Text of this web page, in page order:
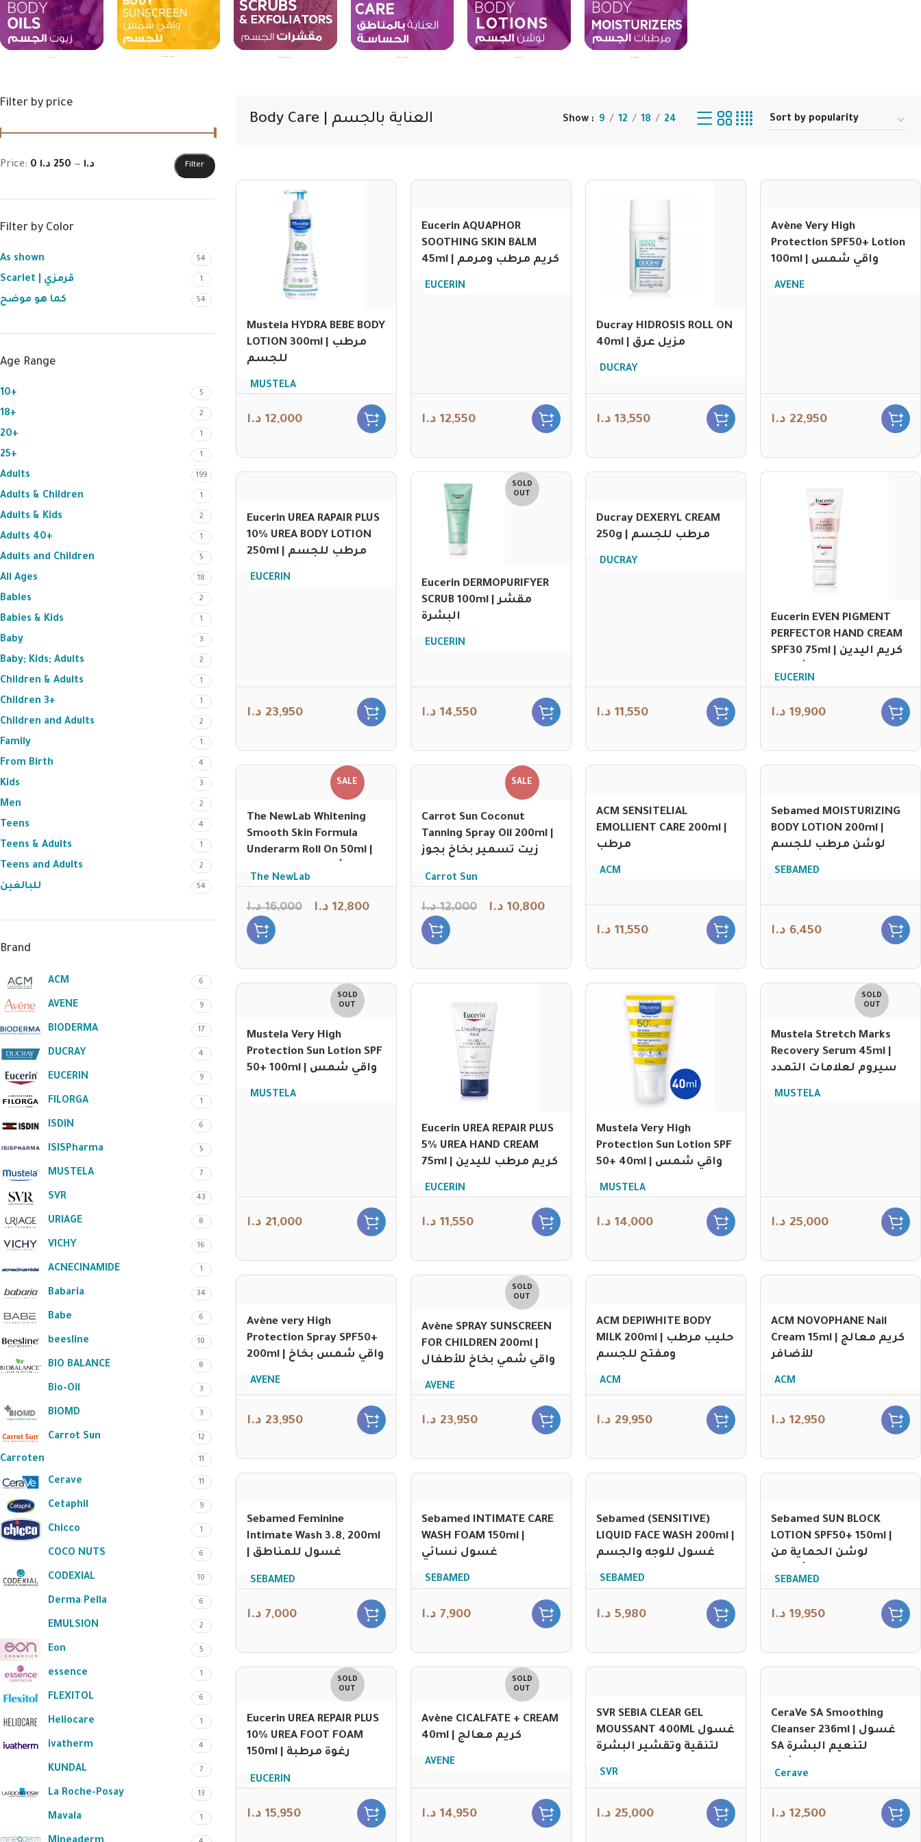
Filter by price
Filter
Price: 0 د.ا — 250 د.ا
Filter by Color
As shown 54
Scarlet | قرمزي 1
كما هو موضح 54
Age Range
10+ 5
18+ 2
20+ 1
25+ 1
Adults 199
Adults & Children 1
Adults & Kids 2
Adults 40+ 1
Adults and Children 5
All Ages 18
Babies 2
Babies & Kids 1
Baby 3
Baby; Kids; Adults 2
Children & Adults 1
Children 3+ 1
Children and Adults 2
Family 1
From Birth 4
Kids 3
Men 2
Teens 4
Teens & Adults 1
Teens and Adults 2
للبالغين 54
Brand
ACM 6
AVENE 9
BIODERMA 17
DUCRAY 4
EUCERIN 9
FILORGA 1
ISDIN 6
ISISPharma 5
MUSTELA 7
SVR 43
URIAGE 8
VICHY 16
ACNECINAMIDE 1
Babaria 34
Babe 6
beesline 10
BIO BALANCE 8
Bio-Oil 3
BIOMD 3
Carrot Sun 12
Carroten 11
Cerave 11
Cetaphil 9
Chicco 1
COCO NUTS 6
CODEXIAL 10
Derma Pella 6
EMULSION 2
Eon 5
essence 1
FLEXITOL 6
Heliocare 1
ivatherm 4
KUNDAL 7
La Roche-Posay 13
Mavala 1
Body Care | العناية بالجسم Show 9 12 18 24
Mustela HYDRA BEBE BODY
LOTION 300ml | مرطب
للجسم
MUSTELA
12,000 د.ا
Eucerin AQUAPHOR
SOOTHING SKIN BALM
45ml | كريم مرطب ومرمم
EUCERIN
12,550 د.ا
Ducray HIDROSIS ROLL ON
40ml | مزيل عرق
DUCRAY
13,550 د.ا
Avène Very High
Protection SPF50+ Lotion
100ml | واقي شمس
AVENE
22,950 د.ا
Eucerin UREA RAPAIR PLUS
10% UREA BODY LOTION
250ml | مرطب للجسم
EUCERIN
23,950 د.ا
SOLD
OUT
Eucerin DERMOPURIFYER
SCRUB 100ml | مقشر
البشرة
EUCERIN
14,550 د.ا
Ducray DEXERYL CREAM
250g | مرطب للجسم
DUCRAY
11,550 د.ا
Eucerin EVEN PIGMENT
PERFECTOR HAND CREAM
SPF30 75ml | كريم اليدين
EUCERIN
19,900 د.ا
SALE
The NewLab Whitening
Smooth Skin Formula
Underarm Roll On 50ml |
The NewLab
16,000 د.ا 12,800 د.ا
SALE
Carrot Sun Coconut
Tanning Spray Oil 200ml |
زيت تسمير بخاخ بجوز
Carrot Sun
12,000 د.ا 10,800 د.ا
ACM SENSITELIAL
EMOLLIENT CARE 200ml |
مرطب
ACM
11,550 د.ا
Sebamed MOISTURIZING
BODY LOTION 200ml |
لوشن مرطب للجسم
SEBAMED
6,450 د.ا
SOLD
OUT
Mustela Very High
Protection Sun Lotion SPF
50+ 100ml | واقي شمس
MUSTELA
21,000 د.ا
Eucerin UREA REPAIR PLUS
5% UREA HAND CREAM
75ml | كريم مرطب لليدين
EUCERIN
11,550 د.ا
Mustela Very High
Protection Sun Lotion SPF
50+ 40ml | واقي شمس
MUSTELA
14,000 د.ا
SOLD
OUT
Mustela Stretch Marks
Recovery Serum 45ml |
سيروم لعلامات التمدد
MUSTELA
25,000 د.ا
Avène very High
Protection Spray SPF50+
200ml | واقي شمس بخاخ
AVENE
23,950 د.ا
SOLD
OUT
Avène SPRAY SUNSCREEN
FOR CHILDREN 200ml |
واقي شمي بخاخ للأطفال
AVENE
23,950 د.ا
ACM DEPIWHITE BODY
MILK 200ml | حليب مرطب
ومفتح للجسم
ACM
29,950 د.ا
ACM NOVOPHANE Nail
Cream 15ml | كريم معالج
للأضافر
ACM
12,950 د.ا
Sebamed Feminine
Intimate Wash 3.8, 200ml
SEBAMED
7,000 د.ا
Sebamed INTIMATE CARE
WASH FOAM 150ml |
غسول نسائي
SEBAMED
7,900 د.ا
Sebamed (SENSITIVE)
LIQUID FACE WASH 200ml |
غسول للوجه والجسم
SEBAMED
5,980 د.ا
Sebamed SUN BLOCK
LOTION SPF50+ 150ml |
لوشن الحماية من
SEBAMED
19,950 د.ا
SOLD
OUT
Eucerin UREA REPAIR PLUS
10% UREA FOOT FOAM
150ml | رغوة مرطبة
EUCERIN
15,950 د.ا
SOLD
OUT
Avène CICALFATE + CREAM
40ml | كريم معالج
AVENE
14,950 د.ا
SVR SEBIA CLEAR GEL
MOUSSANT 400ML غسول
لتنقية وتقشير البشرة
SVR
25,000 د.ا
CeraVe SA Smoothing
Cleanser 236ml | غسول
SA لتنعيم البشرة
Cerave
12,500 د.ا